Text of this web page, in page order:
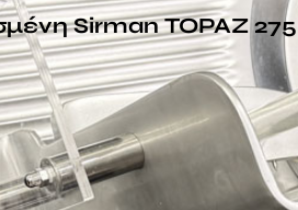
Sirman TOPAZ 275